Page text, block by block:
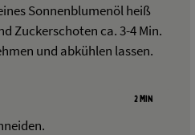
Sonnenblumenöl heiß
Zuckerschoten ca. 3-4 Min.
und abkühlen lassen.
2 Min